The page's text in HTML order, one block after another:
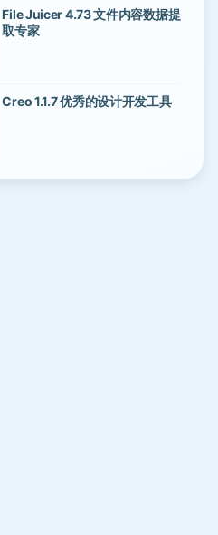
File Juicer 4.73 文件内容数据提
取专家
Creo 1.1.7 优秀的设计开发工具